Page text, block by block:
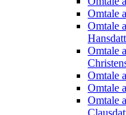
Omtale
Omtale
Omtale
Omtale
Omtale
Omtale